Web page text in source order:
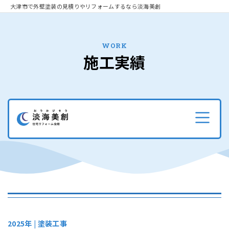
大津市で外壁塗装の見積りやリフォームするなら淡海美創
WORK
施工実績
2025年 | 塗装工事